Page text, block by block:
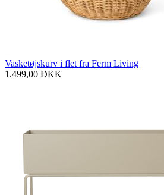
Vasketøjskurv i flet fra Ferm Living
1.499,00 DKK